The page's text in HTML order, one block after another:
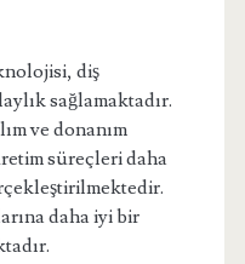
diş
sağlamaktadır.
ve donanım
süreçleri daha
daha iyi bir